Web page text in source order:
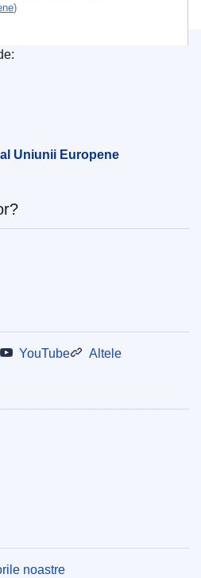
)
al Uniunii Europene
Uniunii Europene
YouTube Altele
noastre